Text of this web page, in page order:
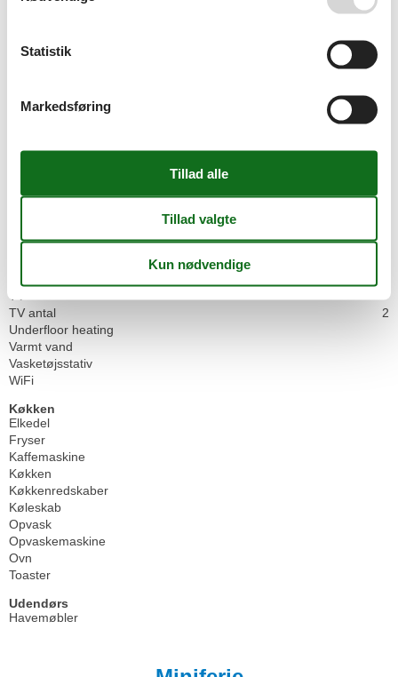
Luksus
Mulighed for mørklægning af rummet
Røgalarm
Spejl
Strandudsigt
TV
TV antal
2
Underfloor heating
Varmt vand
Vasketøjsstativ
WiFi
Køkken
Elkedel
Fryser
Kaffemaskine
Køkken
Køkkenredskaber
Køleskab
Opvask
Opvaskemaskine
Ovn
Toaster
Udendørs
Havemøbler
Statistik
Markedsføring